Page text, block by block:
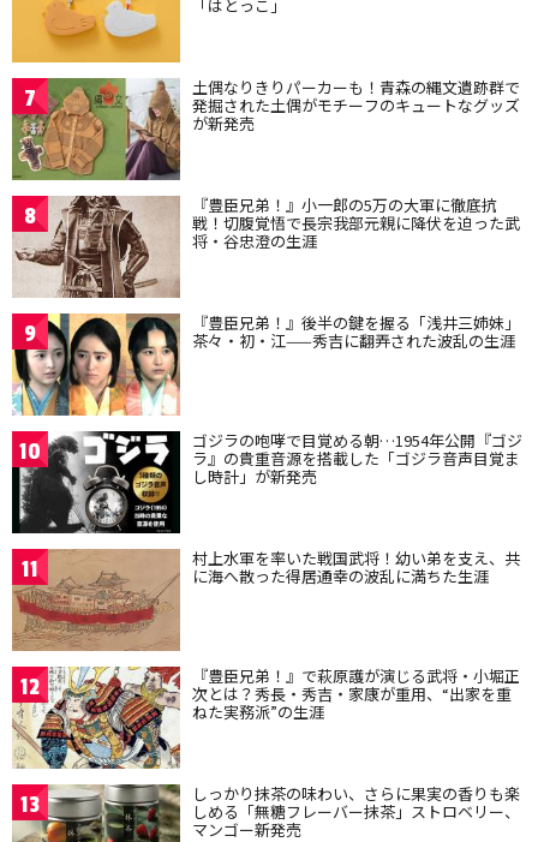
「はとっこ」
7 土偶なりきりパーカーも！青森の縄文遺跡群で
発掘された土偶がモチーフのキュートなグッズ
が新発売
8 『豊臣兄弟！』小一郎の5万の大軍に徹底抗
戦！切腹覚悟で長宗我部元親に降伏を迫った武
将・谷忠澄の生涯
9 『豊臣兄弟！』後半の鍵を握る「浅井三姉妹」
茶々・初・江——秀吉に翻弄された波乱の生涯
10 ゴジラの咆哮で目覚める朝…1954年公開『ゴジ
ラ』の貴重音源を搭載した「ゴジラ音声目覚ま
し時計」が新発売
11 村上水軍を率いた戦国武将！幼い弟を支え、共
に海へ散った得居通幸の波乱に満ちた生涯
12 『豊臣兄弟！』で萩原護が演じる武将・小堀正
次とは？秀長・秀吉・家康が重用、“出家を重
ねた実務派”の生涯
13 しっかり抹茶の味わい、さらに果実の香りも楽
しめる「無糖フレーバー抹茶」ストロベリー、
マンゴー新発売